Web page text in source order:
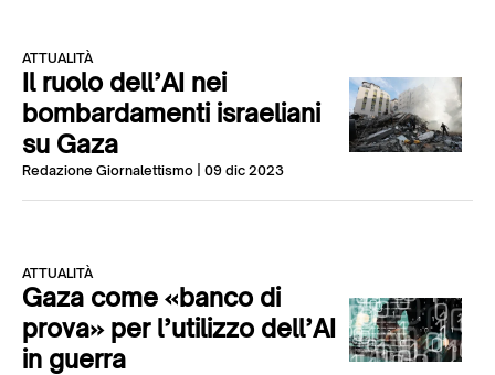
ATTUALITÀ
Il ruolo dell’AI nei
bombardamenti israeliani
su Gaza
Redazione Giornalettismo | 09 dic 2023
ATTUALITÀ
Gaza come «banco di
prova» per l’utilizzo dell’AI
in guerra